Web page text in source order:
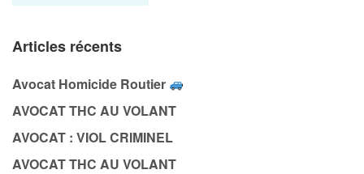
Articles récents
Avocat Homicide Routier
AVOCAT THC AU VOLANT
AVOCAT : VIOL CRIMINEL
AVOCAT THC AU VOLANT